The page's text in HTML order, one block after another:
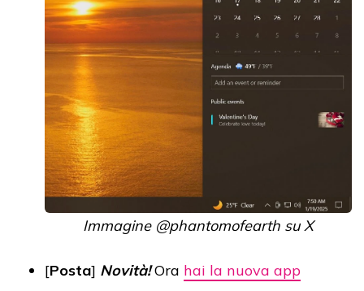
Immagine @phantomofearth su X
[Posta] Novità!Ora hai la nuova app